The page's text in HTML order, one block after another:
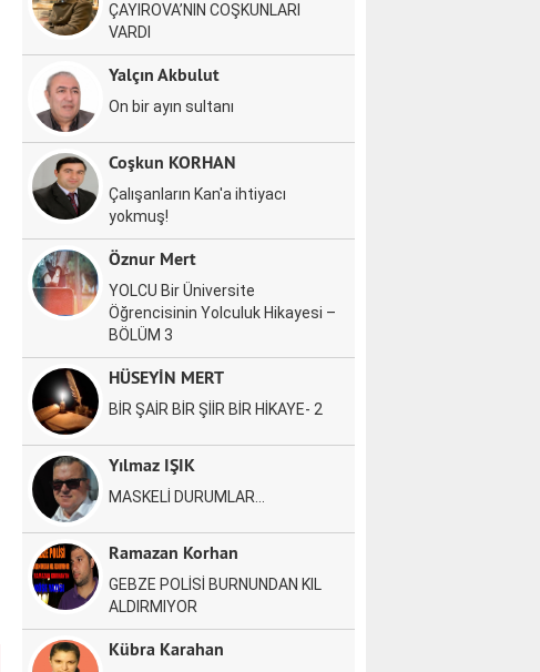
ÇAYIROVA’NIN COŞKUNLARI
VARDI
Yalçın Akbulut
On bir ayın sultanı
Coşkun KORHAN
Çalışanların Kan'a ihtiyacı
yokmuş!
Öznur Mert
YOLCU Bir Üniversite
Öğrencisinin Yolculuk Hikayesi –
BÖLÜM 3
HÜSEYİN MERT
BİR ŞAİR BİR ŞİİR BİR HİKAYE- 2
Yılmaz IŞIK
MASKELİ DURUMLAR…
Ramazan Korhan
GEBZE POLİSİ BURNUNDAN KIL
ALDIRMIYOR
Kübra Karahan